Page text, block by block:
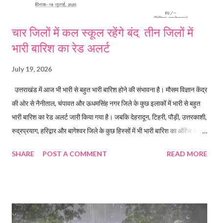
चार जिलों में कल स्कूल रहेंगे बंद, तीन जिलों में
भारी बारिश का रेड अलर्ट
July 19, 2026
उत्तराखंड में आज भी भारी से बहुत भारी बारिश होने की संभावना है। मौसम विज्ञान केंद्र
की ओर से नैनीताल, चंपावत और ऊधमसिंह नगर जिले के कुछ इलाकों में भारी से बहुत
भारी बारिश का रेड अलर्ट जारी किया गया है। जबकि देहरादून, टिहरी, पौड़ी, उत्तरकाशी,
रुद्रप्रयाग, हरिद्वार और बागेश्वर जिले के कुछ हिस्सों में भी भारी बारिश का ऑरेंज अलर्ट
और टिहरी में जिला प्रशासन ने स्कूल बंद रखने के आदेश जारी किए किए। कल सभी
SHARE POST A COMMENT READ MORE